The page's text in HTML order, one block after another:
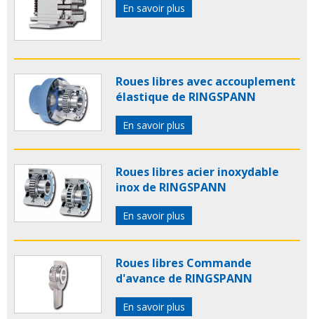
En savoir plus
Roues libres avec accouplement
élastique de RINGSPANN
En savoir plus
Roues libres acier inoxydable
inox de RINGSPANN
En savoir plus
Roues libres Commande
d'avance de RINGSPANN
En savoir plus